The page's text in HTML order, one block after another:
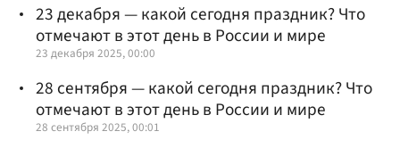
23 декабря — какой сегодня праздник? Что
отмечают в этот день в России и мире
23 декабря 2025, 00:00
28 сентября — какой сегодня праздник? Что
отмечают в этот день в России и мире
28 сентября 2025, 00:01